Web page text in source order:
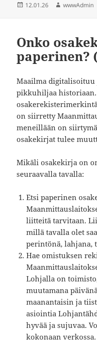
Julkaistu
12.01.26 Kirjoittaja
wwwAdmin
Onko
paperinen?
Maailma
pikkuhiljaa
on siirretty
meneillään on
osakekirjat tulee
Mikäli osakekirja on
seuraavalla tavalla:
Etsi paperinen
liitteitä tarvitaan.
millä tavalla olet
perintönä, lahjana,
Hae omistuksen
Lohjalla on
muutamana
maanantaisin ja
asiointia
hyvää ja sujuvaa.
kokonaan